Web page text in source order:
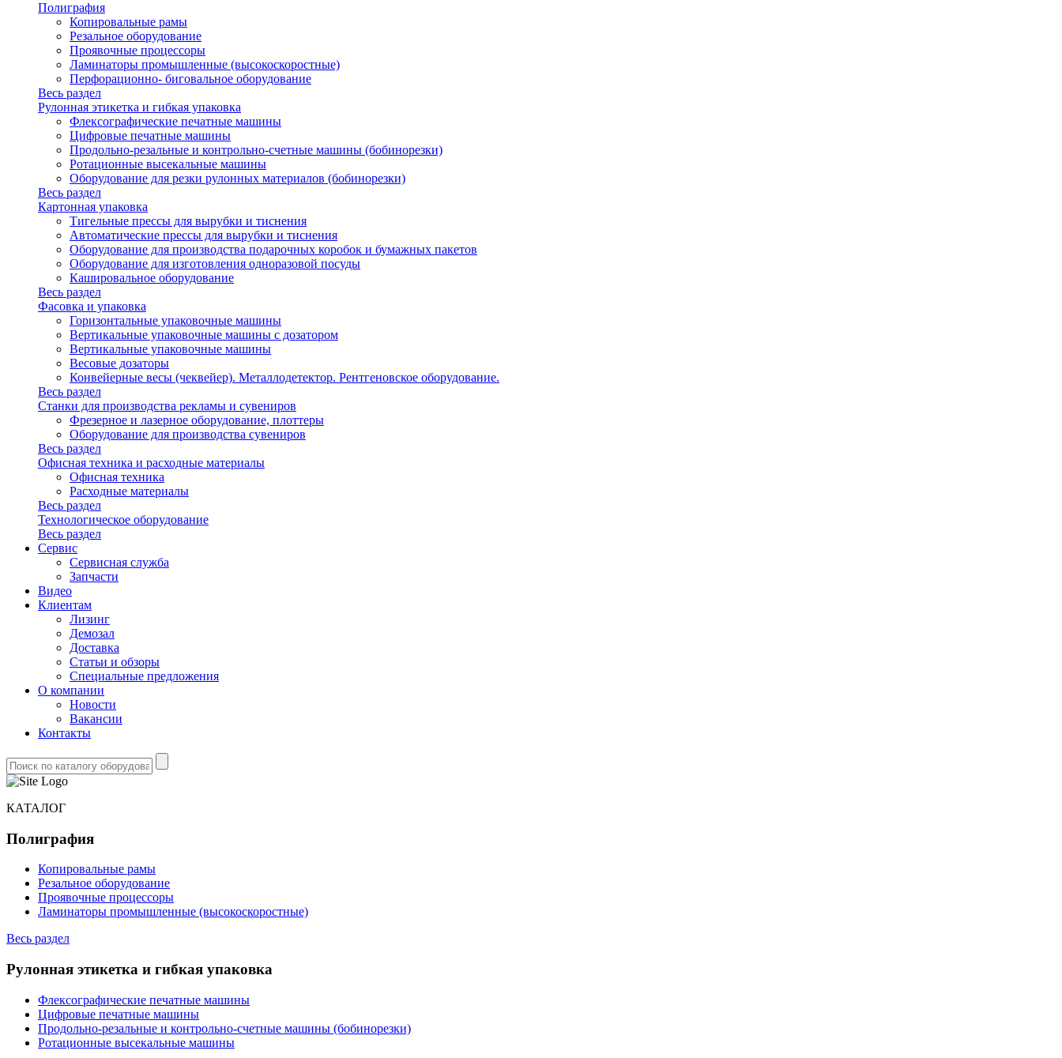
Полиграфия
Копировальные рамы
Резальное оборудование
Проявочные процессоры
Ламинаторы промышленные (высокоскоростные)
Перфорационно- биговальное оборудование
Весь раздел
Рулонная этикетка и гибкая упаковка
Флексографические печатные машины
Цифровые печатные машины
Продольно-резальные и контрольно-счетные машины (бобинорезки)
Ротационные высекальные машины
Оборудование для резки рулонных материалов (бобинорезки)
Весь раздел
Картонная упаковка
Тигельные прессы для вырубки и тиснения
Автоматические прессы для вырубки и тиснения
Оборудование для производства подарочных коробок и бумажных пакетов
Оборудование для изготовления одноразовой посуды
Кашировальное оборудование
Весь раздел
Фасовка и упаковка
Горизонтальные упаковочные машины
Вертикальные упаковочные машины с дозатором
Вертикальные упаковочные машины
Весовые дозаторы
Конвейерные весы (чеквейер). Металлодетектор. Рентгеновское оборудование.
Весь раздел
Станки для производства рекламы и сувениров
Фрезерное и лазерное оборудование, плоттеры
Оборудование для производства сувениров
Весь раздел
Офисная техника и расходные материалы
Офисная техника
Расходные материалы
Весь раздел
Технологическое оборудование
Весь раздел
Сервис
Сервисная служба
Запчасти
Видео
Клиентам
Лизинг
Демозал
Доставка
Статьи и обзоры
Специальные предложения
О компании
Новости
Вакансии
Контакты
КАТАЛОГ
Полиграфия
Копировальные рамы
Резальное оборудование
Проявочные процессоры
Ламинаторы промышленные (высокоскоростные)
Весь раздел
Рулонная этикетка и гибкая упаковка
Флексографические печатные машины
Цифровые печатные машины
Продольно-резальные и контрольно-счетные машины (бобинорезки)
Ротационные высекальные машины